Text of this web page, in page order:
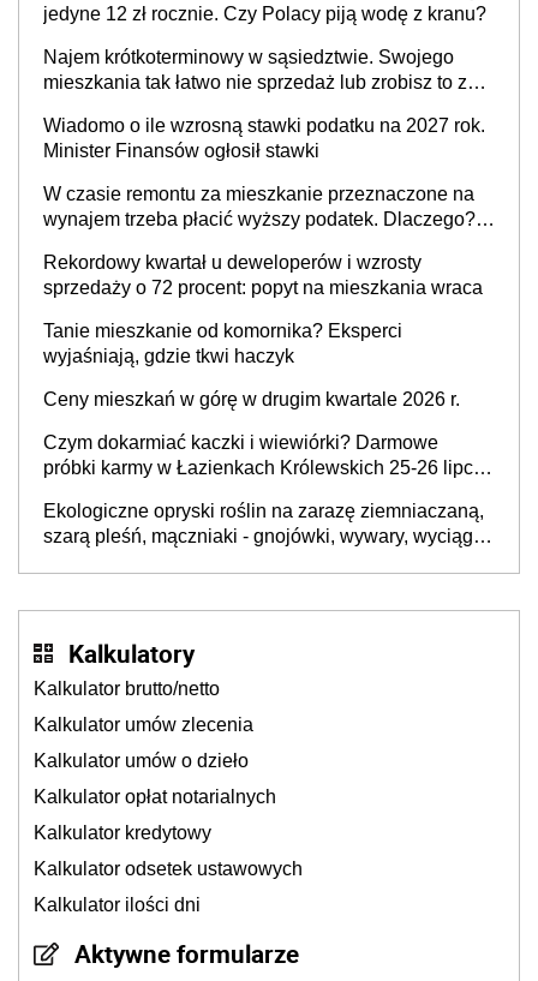
jedyne 12 zł rocznie. Czy Polacy piją wodę z kranu?
Najem krótkoterminowy w sąsiedztwie. Swojego
mieszkania tak łatwo nie sprzedaż lub zrobisz to ze
Wiadomo o ile wzrosną stawki podatku na 2027 rok.
Minister Finansów ogłosił stawki
W czasie remontu za mieszkanie przeznaczone na
wynajem trzeba płacić wyższy podatek. Dlaczego?
Rekordowy kwartał u deweloperów i wzrosty
sprzedaży o 72 procent: popyt na mieszkania wraca
Tanie mieszkanie od komornika? Eksperci
wyjaśniają, gdzie tkwi haczyk
Ceny mieszkań w górę w drugim kwartale 2026 r.
Czym dokarmiać kaczki i wiewiórki? Darmowe
próbki karmy w Łazienkach Królewskich 25-26 lipca
Ekologiczne opryski roślin na zarazę ziemniaczaną,
szarą pleśń, mączniaki - gnojówki, wywary, wyciągi.
Kalkulatory
Kalkulator brutto/netto
Kalkulator umów zlecenia
Kalkulator umów o dzieło
Kalkulator opłat notarialnych
Kalkulator kredytowy
Kalkulator odsetek ustawowych
Kalkulator ilości dni
Aktywne formularze